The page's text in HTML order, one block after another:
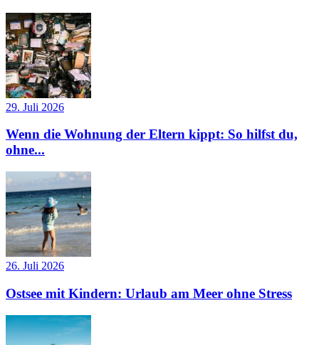
29. Juli 2026
Wenn die Wohnung der Eltern kippt: So hilfst du,
ohne...
26. Juli 2026
Ostsee mit Kindern: Urlaub am Meer ohne Stress